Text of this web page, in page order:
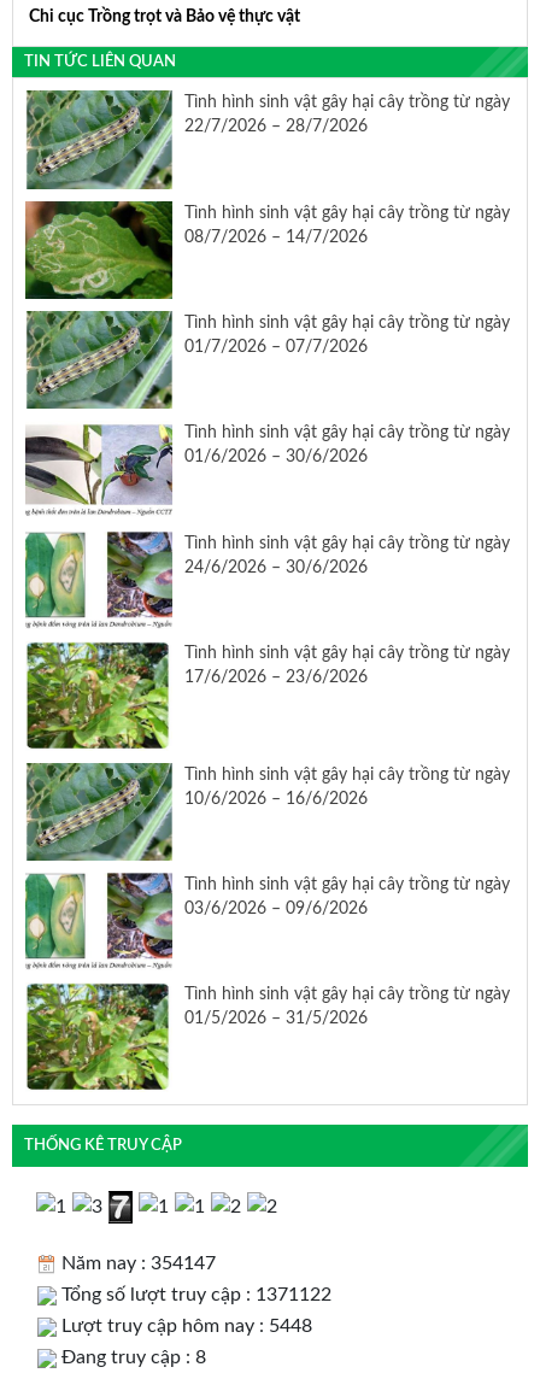
Chi cục Trồng trọt và Bảo vệ thực vật
TIN TỨC LIÊN QUAN
Tình hình sinh vật gây hại cây trồng từ ngày
22/7/2026 – 28/7/2026
Tình hình sinh vật gây hại cây trồng từ ngày
08/7/2026 – 14/7/2026
Tình hình sinh vật gây hại cây trồng từ ngày
01/7/2026 – 07/7/2026
Tình hình sinh vật gây hại cây trồng từ ngày
01/6/2026 – 30/6/2026
Tình hình sinh vật gây hại cây trồng từ ngày
24/6/2026 – 30/6/2026
Tình hình sinh vật gây hại cây trồng từ ngày
17/6/2026 – 23/6/2026
Tình hình sinh vật gây hại cây trồng từ ngày
10/6/2026 – 16/6/2026
Tình hình sinh vật gây hại cây trồng từ ngày
03/6/2026 – 09/6/2026
Tình hình sinh vật gây hại cây trồng từ ngày
01/5/2026 – 31/5/2026
THỐNG KÊ TRUY CẬP
Năm nay : 354147
Tổng số lượt truy cập : 1371122
Lượt truy cập hôm nay : 5448
Đang truy cập : 8